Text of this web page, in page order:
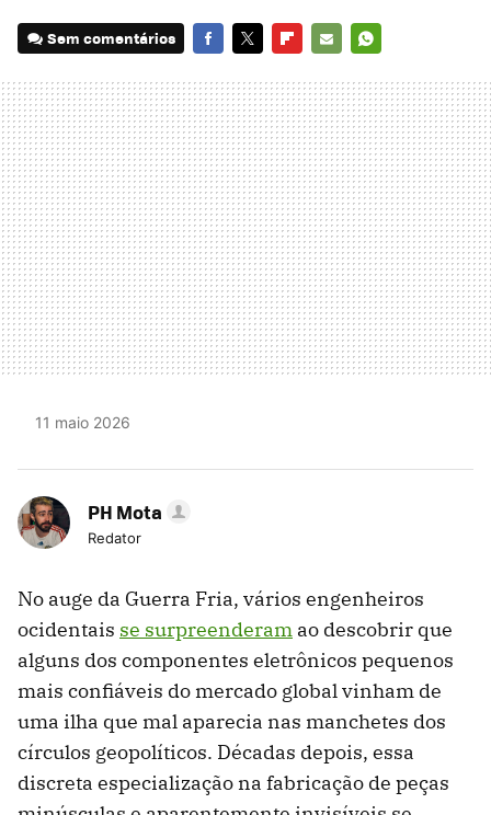
Sem comentários
MAIL
11 maio 2026
PH Mota
Redator
No auge da Guerra Fria, vários engenheiros
ocidentais se surpreenderam ao descobrir que
alguns dos componentes eletrônicos pequenos
mais confiáveis ​​do mercado global vinham de
uma ilha que mal aparecia nas manchetes dos
círculos geopolíticos. Décadas depois, essa
discreta especialização na fabricação de peças